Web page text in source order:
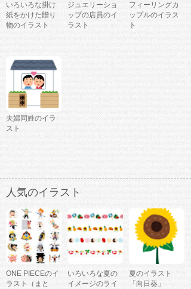
いろいろな掛け
紙をかけた贈り
物のイラスト
ジュエリーショ
ップの店員のイ
ラスト
フィーリングカ
ップルのイラス
ト
夫婦同姓のイラ
スト
人気のイラスト
ONE PIECEのイ
ラスト（まと
いろいろな夏の
イメージのライ
夏のイラスト
「向日葵」